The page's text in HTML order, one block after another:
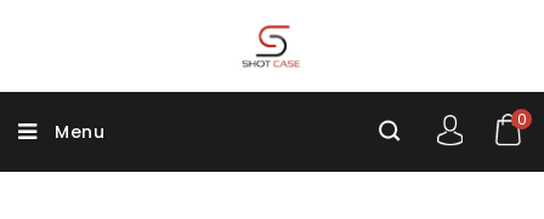
Menu
0